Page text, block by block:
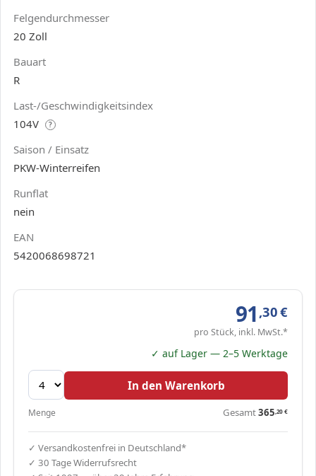
Felgendurchmesser
20 Zoll
Bauart
R
Last-/Geschwindigkeitsindex
104V
?
Saison / Einsatz
PKW-Winterreifen
Runflat
nein
EAN
5420068698721
91,30€
pro Stück, inkl. MwSt.*
✓ auf Lager — 2–5 Werktage
In den Warenkorb
Menge Gesamt365,20€
✓ Versandkostenfrei in Deutschland*
✓ 30 Tage Widerrufsrecht